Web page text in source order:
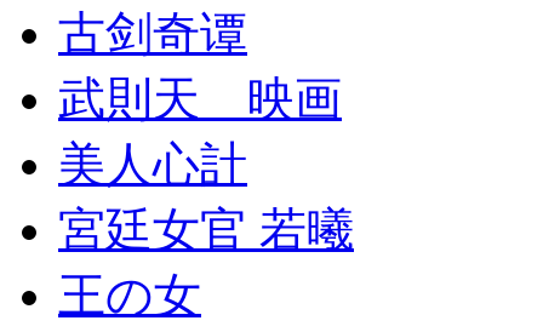
古剑奇谭
武則天 映画
美人心計
宮廷女官 若曦
王の女